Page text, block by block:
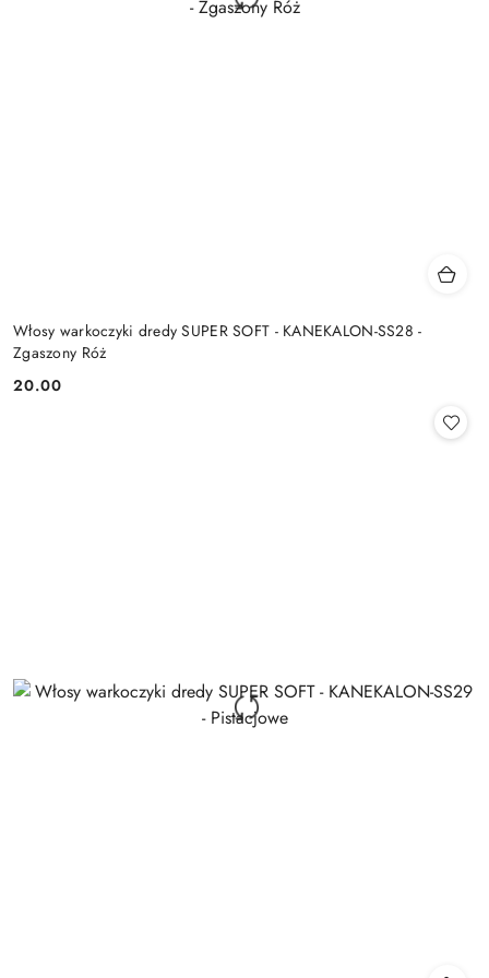
Włosy warkoczyki dredy SUPER SOFT - KANEKALON-SS28 -
Zgaszony Róż
Cena:
20.00